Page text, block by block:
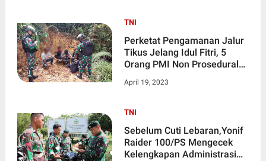
TNI
Perketat Pengamanan Jalur
Tikus Jelang Idul Fitri, 5
Orang PMI Non Prosedural
Pamtas Yonif 645/Gty
April 19, 2023
TNI
Sebelum Cuti Lebaran,Yonif
Raider 100/PS Mengecek
Kelengkapan Administrasi